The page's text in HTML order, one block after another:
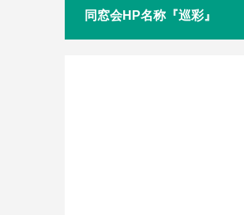
同窓会HP名称『巡彩』